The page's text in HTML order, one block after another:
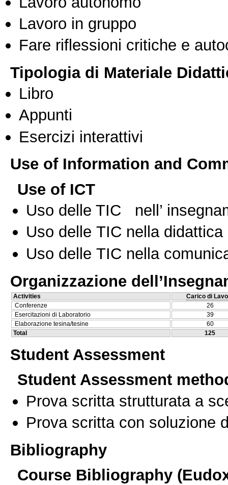
Lavoro in gruppo
Fare riflessioni critiche e
Tipologia di Materiale
Libro
Appunti
Esercizi interattivi
Use of Information and
Use of ICT
Uso delle TIC nell’
Uso delle TIC nella
Uso delle TIC nella
Organizzazione
Activities
Carico di
Conferenze
26
Esercitazioni di Laboratorio
39
Elaborazione tesina/tesine
60
Total
125
Student Assessment
Student Assessment
Prova scritta strutturata a
Prova scritta con soluzione
Bibliography
Course Bibliography